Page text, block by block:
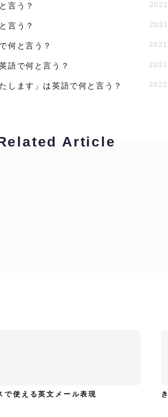
言う？
言う？
何と言う？
語で何と言う？
します」は英語で何と言う？
Article
で使える英文メール表現